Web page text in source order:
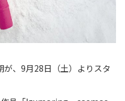
が、9月28日（土）よりスタ